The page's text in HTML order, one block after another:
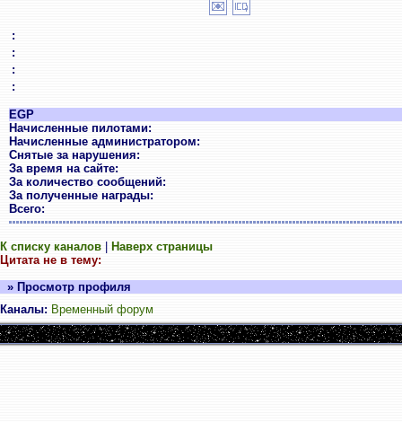
:
:
:
:
EGP
Начисленные пилотами:
Начисленные администратором:
Снятые за нарушения:
За время на сайте:
За количество сообщений:
За полученные награды:
Всего:
К списку каналов
Наверх страницы
Цитата не в тему:
» Просмотр профиля
Каналы: Временный форум